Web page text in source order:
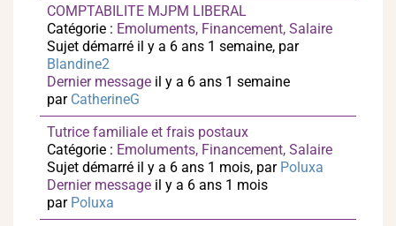
COMPTABILITE MJPM LIBERAL
Catégorie : Emoluments, Financement, Salaire
Sujet démarré il y a 6 ans 1 semaine, par
Blandine2
Dernier message il y a 6 ans 1 semaine
par CatherineG
Tutrice familiale et frais postaux
Catégorie : Emoluments, Financement, Salaire
Sujet démarré il y a 6 ans 1 mois, par Poluxa
Dernier message il y a 6 ans 1 mois
par Poluxa